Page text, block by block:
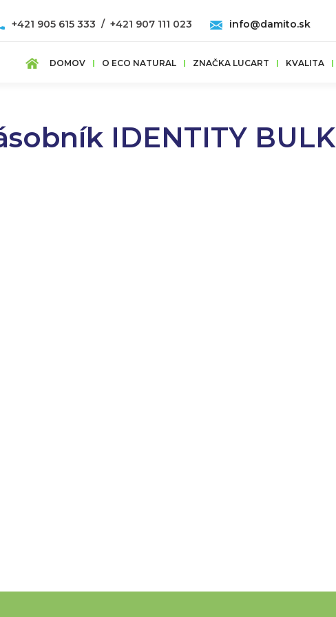
DOMOV O ECO NATURAL ZNAČKA LUCART KVALITA
+421 905 615 333 / +421 907 111 023 info@damito.sk
IDENTITY BULK